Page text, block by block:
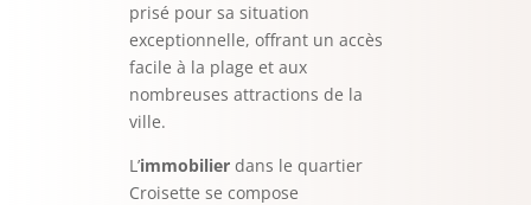
prisé pour sa situation
exceptionnelle, offrant un accès
facile à la plage et aux
nombreuses attractions de la
ville.
L’immobilierdans le quartier
Croisette se compose